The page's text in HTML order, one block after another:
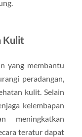
Kulit
yang membantu
peradangan,
kulit. Selain
kelembapan
meningkatkan
teratur dapat